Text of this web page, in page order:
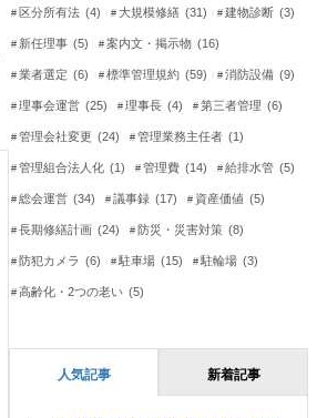
区分所有法 (4) 大規模修繕 (31) 建物診断 (3)
新任理事 (5) 案内文・掲示物 (16)
業者選定 (6) 標準管理規約 (59) 消防設備 (9)
理事会運営 (25) 理事長 (4) 第三者管理 (6)
管理会社変更 (24) 管理業務主任者 (1)
管理組合法人化 (1) 管理費 (14) 給排水管 (5)
総会運営 (34) 議事録 (17) 資産価値 (5)
長期修繕計画 (24) 防災・災害対策 (8)
防犯カメラ (6) 駐車場 (15) 駐輪場 (3)
高齢化・2つの老い (5)
人気記事 新着記事